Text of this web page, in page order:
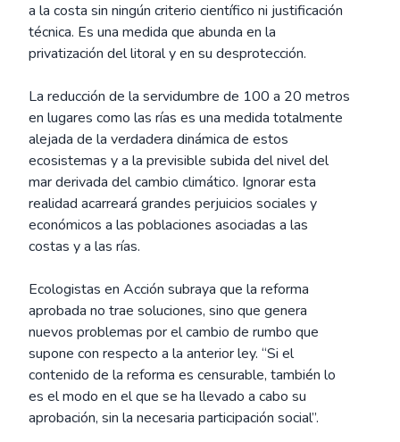
a la costa sin ningún criterio científico ni justificación
técnica. Es una medida que abunda en la
privatización del litoral y en su desprotección.
La reducción de la servidumbre de 100 a 20 metros
en lugares como las rías es una medida totalmente
alejada de la verdadera dinámica de estos
ecosistemas y a la previsible subida del nivel del
mar derivada del cambio climático. Ignorar esta
realidad acarreará grandes perjuicios sociales y
económicos a las poblaciones asociadas a las
costas y a las rías.
Ecologistas en Acción subraya que la reforma
aprobada no trae soluciones, sino que genera
nuevos problemas por el cambio de rumbo que
supone con respecto a la anterior ley. “Si el
contenido de la reforma es censurable, también lo
es el modo en el que se ha llevado a cabo su
aprobación, sin la necesaria participación social”.